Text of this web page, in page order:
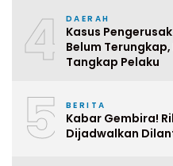
4 DAERAH
Kasus
Belum
Tangkap Pelaku
5 BERITA
Kabar Gembira!
Dijadwalkan